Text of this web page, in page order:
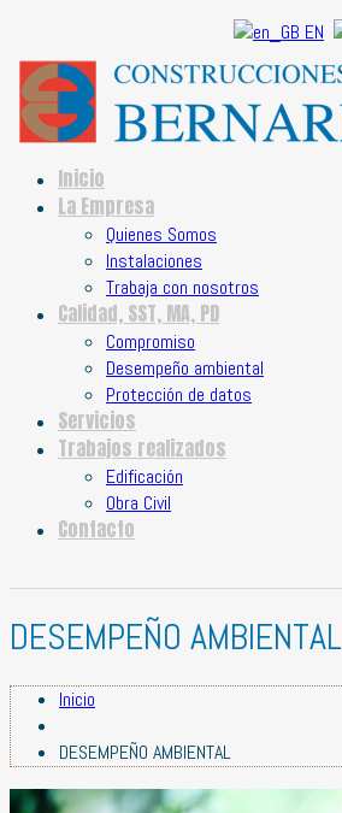
EN
Inicio
La Empresa
Quienes Somos
Instalaciones
Trabaja con nosotros
Calidad, SST, MA, PD
Compromiso
Desempeño ambiental
Protección de datos
Servicios
Trabajos realizados
Edificación
Obra Civil
Contacto
DESEMPEÑO AMBIENTAL
Inicio
DESEMPEÑO AMBIENTAL